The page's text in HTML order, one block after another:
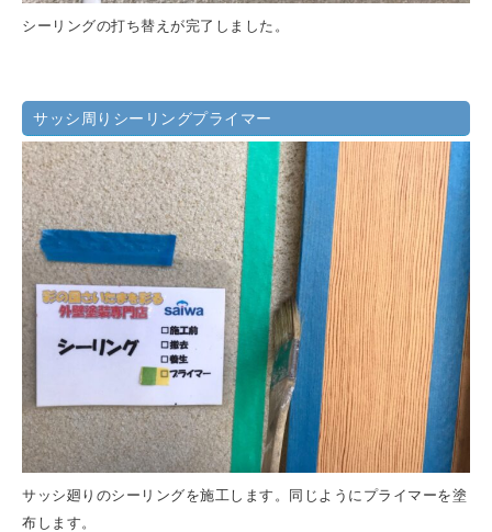
シーリングの打ち替えが完了しました。
サッシ周りシーリングプライマー
サッシ廻りのシーリングを施工します。同じようにプライマーを塗
布します。